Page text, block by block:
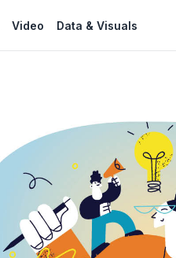
Video Data & Visuals